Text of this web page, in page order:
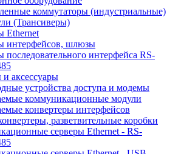
коммутаторы (индустриальные)
(Трансиверы)
Ethernet
интерфейсов, шлюзы
последовательного интерфейса RS-
аксессуары
устройства доступа и модемы
коммуникационные модули
конвертеры интерфейсов
разветвительные коробки
серверы Ethernet - RS-